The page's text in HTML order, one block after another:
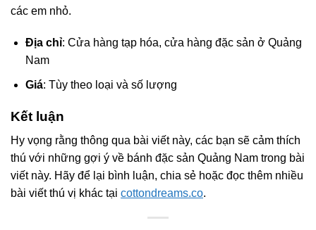
các em nhỏ.
Địa chỉ: Cửa hàng tạp hóa, cửa hàng đặc sản ở Quảng
Nam
Giá: Tùy theo loại và số lượng
Kết luận
Hy vọng rằng thông qua bài viết này, các bạn sẽ cảm thích
thú với những gợi ý về bánh đặc sản Quảng Nam trong bài
viết này. Hãy để lại bình luận, chia sẻ hoặc đọc thêm nhiều
bài viết thú vị khác tại cottondreams.co.